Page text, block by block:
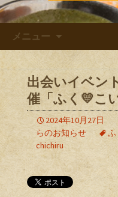
メニュー
出会いイベン
催「ふく💛こ
2024年10月27日
らのお知らせ
ふ
chichiru